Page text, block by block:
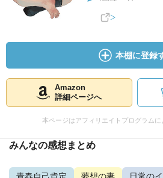
本棚に登録
Amazon
詳細ページへ
本ページはアフィリエイトプログラム
みんなの感想まとめ